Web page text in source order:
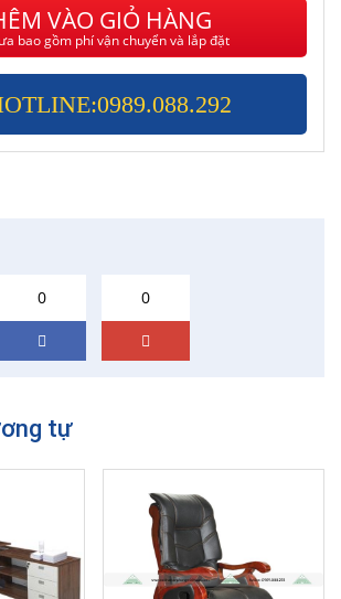
VÀO GIỎ HÀNG
bao gồm phí vận chuyển và lắp đặt
0 0
tự